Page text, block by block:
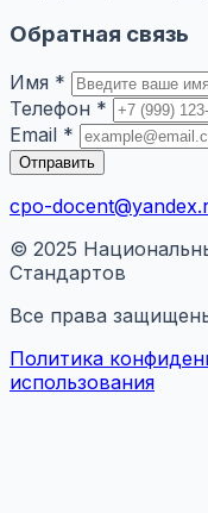
Обратная связь
Имя *
Телефон *
Email *
Отправить
cpo-
© 2025
Стандартов
Все права
Политика
использования